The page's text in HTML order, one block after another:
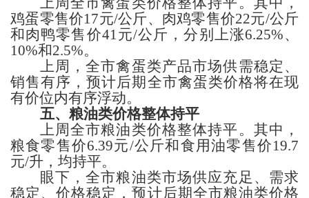
鸡蛋零售价17元/公斤、 肉鸡零售价22元/公斤
和肉鸭零售价41元/公斤，分别上涨6.25%、
10%和2.5%。
上周，全市禽蛋类产品市场供需稳定、
销售有序，预计后期全市禽蛋类价格将在现
有价位内有序浮动。
五、粮油类价格整体持平
上周全市粮油类价格整体持平。其中，
粮食零售价6.39元/公斤和食用油零售价19.7
元/升， 均持平。
眼下，全市粮油类市场供应充足、 需求
稳定、价格稳定 ，预计后期全市粮油类价格